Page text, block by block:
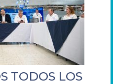
TODOS LOS